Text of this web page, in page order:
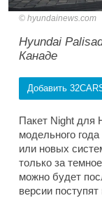
hyundainews.com
Hyundai
Канаде
Добавить
Пакет Night для
модельного
или новых
только за
можно будет
версии